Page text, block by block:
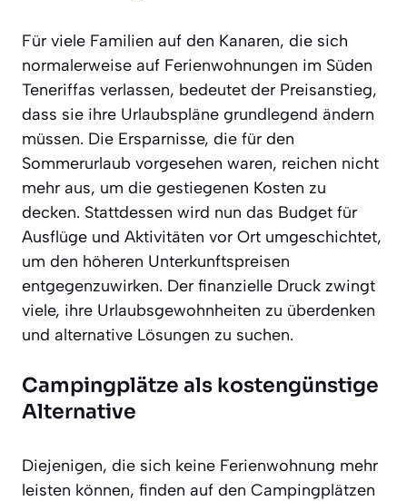
Für viele Familien auf den Kanaren, die sich
normalerweise auf Ferienwohnungen im Süden
Teneriffas verlassen, bedeutet der Preisanstieg,
dass sie ihre Urlaubspläne grundlegend ändern
müssen. Die Ersparnisse, die für den
Sommerurlaub vorgesehen waren, reichen nicht
mehr aus, um die gestiegenen Kosten zu
decken. Stattdessen wird nun das Budget für
Ausflüge und Aktivitäten vor Ort umgeschichtet,
um den höheren Unterkunftspreisen
entgegenzuwirken. Der finanzielle Druck zwingt
viele, ihre Urlaubsgewohnheiten zu überdenken
und alternative Lösungen zu suchen.
Campingplätze als kostengünstige
Alternative
Diejenigen, die sich keine Ferienwohnung mehr
leisten können, finden auf den Campingplätzen